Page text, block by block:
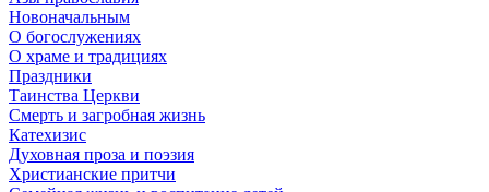
Новоначальным
О богослужениях
О храме и традициях
Праздники
Таинства Церкви
Смерть и загробная жизнь
Катехизис
Духовная проза и поэзия
Христианские притчи